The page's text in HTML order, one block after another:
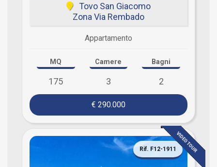
Tovo San Giacomo
Zona Via Rembado
Appartamento
MQ
175
Camere
3
Bagni
2
€ 290.000
VIDEO TOUR
Rif. F12-1911